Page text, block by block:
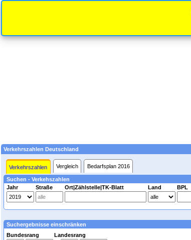
Verkehrszahlen Deutschland
Verkehrszahlen Vergleich Bedarfsplan 2016
Suchen - Verkehszahlen
Jahr
Straße Ort|Zählstelle|TK-Blatt Land BPL
Suchergebnisse einschränken
Bundesrang Landesrang